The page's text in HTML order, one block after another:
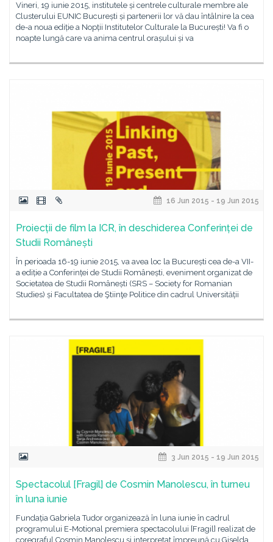
Vineri, 19 iunie 2015, institutele și centrele culturale membre ale
Clusterului EUNIC București și partenerii lor vă dau întâlnire la cea
de-a noua ediție a Nopții Institutelor Culturale la București! Va fi o
noapte lungă care va anima centrul orașului și va
16 Jun 2015 - 19 Jun 2015
Proiecții de film la ICR, în deschiderea Conferinței de
Studii Românești
În perioada 16-19 iunie 2015, va avea loc la București cea de-a VII-
a ediție a Conferinței de Studii Românești, eveniment organizat de
Societatea de Studii Românești (SRS – Society for Romanian
Studies) și Facultatea de Ştiinţe Politice din cadrul Universității
3 Jun 2015 - 19 Jun 2015
Spectacolul [Fragil] de Cosmin Manolescu, în turneu
în luna iunie
Fundația Gabriela Tudor organizează în luna iunie în cadrul
programului E-Motional premiera spectacolului [Fragil] realizat de
coregraful Cosmin Manolescu și interpretat împreună cu Giselda